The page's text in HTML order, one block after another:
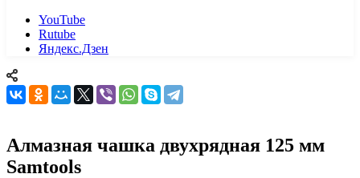
YouTube
Rutube
Яндекс.Дзен
Алмазная чашка двухрядная 125 мм
Samtools